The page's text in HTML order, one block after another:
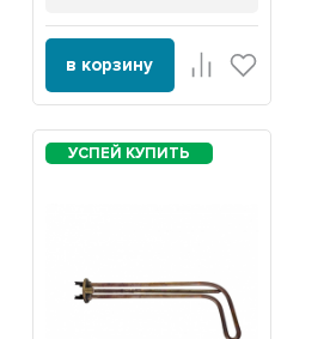
в корзину